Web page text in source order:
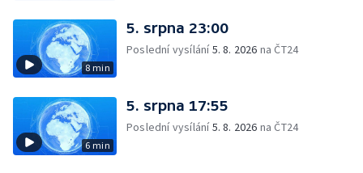
8 min
5. srpna 23:00
Poslední vysílání5. 8. 2026 na ČT24
6 min
5. srpna 17:55
Poslední vysílání5. 8. 2026 na ČT24